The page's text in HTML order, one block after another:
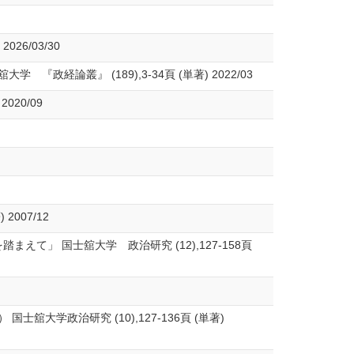
2026/03/30
大学 『政経論叢』 (189),3-34頁 (単著) 2022/03
09
2007/12
踏まえて」 国士舘大学 政治研究 (12),127-158頁
国士舘大学政治研究 (10),127-136頁 (単著)